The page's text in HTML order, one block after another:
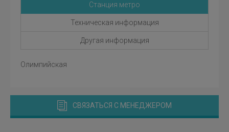
Станция метро
Техническая информация
Другая информация
Олимпийская
СВЯЗАТЬСЯ С МЕНЕДЖЕРОМ